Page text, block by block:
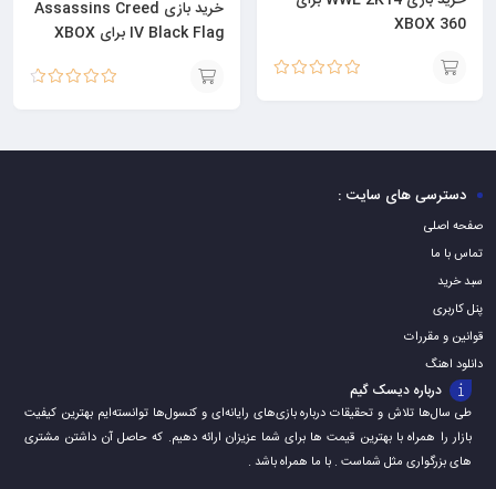
XBOX 360
خرید بازی Assassins Creed
IV Black Flag برای XBOX
به
دسترسی های سایت :
صفحه اصلی
تماس با ما
سبد خرید
پنل کاربری
قوانین و مقررات
دانلود اهنگ
درباره دیسک گیم
طی سال‌ها تلاش و تحقیقات درباره بازی‌های رایانه‌ای و کنسول‌ها توانسته‌ایم بهترین کیفیت
بازار را همراه با بهترین قیمت ها برای شما عزیزان ارائه دهیم. که حاصل آن داشتن مشتری
های بزرگواری مثل شماست . با ما همراه باشد .